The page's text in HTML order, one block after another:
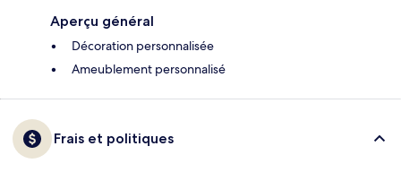
Aperçu général
Décoration personnalisée
Ameublement personnalisé
Frais et politiques